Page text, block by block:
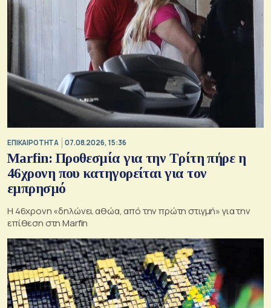
ΕΠΙΚΑΙΡΟΤΗΤΑ 07.08.2026, 15:36
Marfin: Προθεσμία για την Τρίτη πήρε η
46χρονη που κατηγορείται για τον
εμπρησμό
H 46χρονη «δηλώνει αθώα, από την πρώτη στιγμή» για την
επίθεση στη Marfin